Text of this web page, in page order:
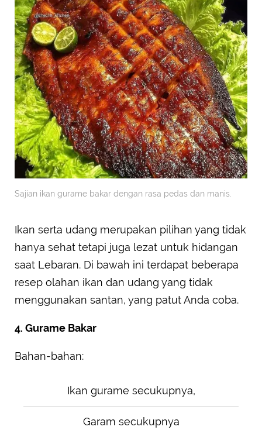
Sajian ikan gurame bakar dengan rasa pedas dan manis.
Ikan serta udang merupakan pilihan yang tidak
hanya sehat tetapi juga lezat untuk hidangan
saat Lebaran. Di bawah ini terdapat beberapa
resep olahan ikan dan udang yang tidak
menggunakan santan, yang patut Anda coba.
4. Gurame Bakar
Bahan-bahan:
Ikan gurame secukupnya,
Garam secukupnya